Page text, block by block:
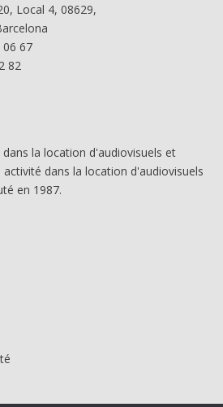
Local 4, 08629,
06 67
82
dans la location d'audiovisuels et
dans la location d'audiovisuels
en 1987.